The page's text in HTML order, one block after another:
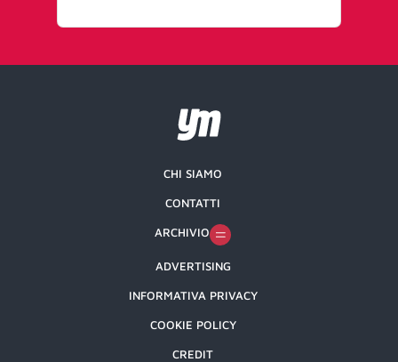
CHI SIAMO
CONTATTI
ARCHIVIO
ADVERTISING
INFORMATIVA PRIVACY
COOKIE POLICY
CREDIT